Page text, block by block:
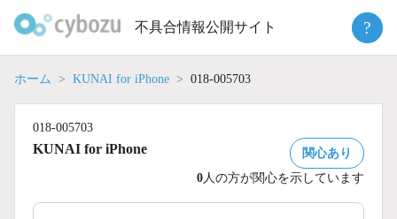
不具合情報公開サイト ?
ホーム KUNAI for iPhone 018-005703
018-005703
KUNAI for iPhone
関心あり
0 人の方が関心を示しています